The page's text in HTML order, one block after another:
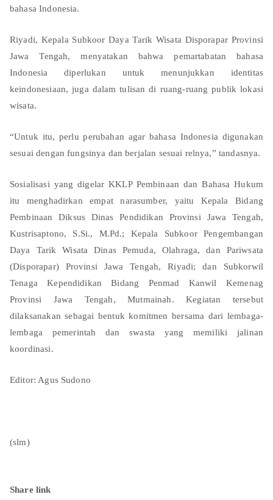
bahasa Indonesia.
Riyadi, Kepala Subkoor Daya Tarik Wisata Disporapar Provinsi
Jawa Tengah, menyatakan bahwa pemartabatan bahasa
Indonesia diperlukan untuk menunjukkan identitas
keindonesiaan, juga dalam tulisan di ruang-ruang publik lokasi
wisata.
“Untuk itu, perlu perubahan agar bahasa Indonesia digunakan
sesuai dengan fungsinya dan berjalan sesuai relnya,” tandasnya.
Sosialisasi yang digelar KKLP Pembinaan dan Bahasa Hukum
itu menghadirkan empat narasumber, yaitu Kepala Bidang
Pembinaan Diksus Dinas Pendidikan Provinsi Jawa Tengah,
Kustrisaptono, S.Si., M.Pd.; Kepala Subkoor Pengembangan
Daya Tarik Wisata Dinas Pemuda, Olahraga, dan Pariwsata
(Disporapar) Provinsi Jawa Tengah, Riyadi; dan Subkorwil
Tenaga Kependidikan Bidang Penmad Kanwil Kemenag
Provinsi Jawa Tengah, Mutmainah. Kegiatan tersebut
dilaksanakan sebagai bentuk komitmen bersama dari lembaga-
lembaga pemerintah dan swasta yang memiliki jalinan
koordinasi.
Editor: Agus Sudono
(slm)
Share link